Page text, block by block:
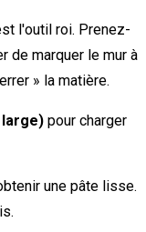
l'outil roi. Prenez-
de marquer le mur à
» la matière.
large) pour charger
une pâte lisse.